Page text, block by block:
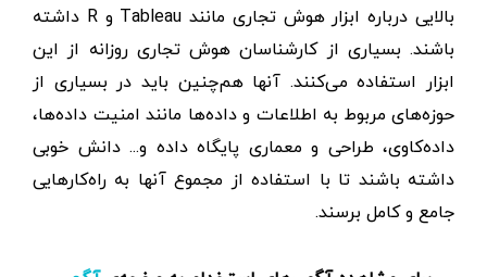
بالایی درباره ابزار هوش تجاری مانند Tableau و R داشته
باشند. بسیاری از کارشناسان هوش تجاری روزانه از این
ابزار استفاده می‌کنند. آنها هم‌چنین باید در بسیاری از
حوزه‌های مربوط به اطلاعات و داده‌ها مانند امنیت داده‌ها،
داده‌کاوی، طراحی و معماری پایگاه داده و... دانش خوبی
داشته باشند تا با استفاده از مجموع آنها به راه‌کارهایی
جامع و کامل برسند.